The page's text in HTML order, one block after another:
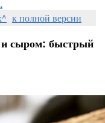
к полной версии
и сыром: быстрый